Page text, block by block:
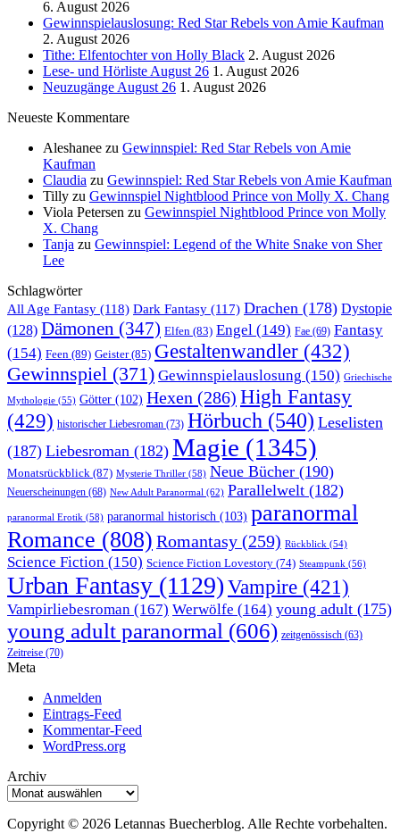
6. August 2026
Gewinnspielauslosung: Red Star Rebels von Amie Kaufman
2. August 2026
Tithe: Elfentochter von Holly Black 2. August 2026
Lese- und Hörliste August 26 1. August 2026
Neuzugänge August 26 1. August 2026
Neueste Kommentare
Aleshanee zu Gewinnspiel: Red Star Rebels von Amie
Kaufman
Claudia zu Gewinnspiel: Red Star Rebels von Amie Kaufman
Tilly zu Gewinnspiel Nightblood Prince von Molly X. Chang
Viola Petersen zu Gewinnspiel Nightblood Prince von Molly
X. Chang
Tanja zu Gewinnspiel: Legend of the White Snake von Sher
Lee
Schlagwörter
All Age Fantasy (118) Dark Fantasy (117) Drachen (178) Dystopie
(128) Dämonen (347) Elfen (83) Engel (149) Fae (69) Fantasy
(154) Feen (89) Geister(85) Gestaltenwandler (432)
Gewinnspiel (371) Gewinnspielauslosung (150) Griechische
Mythologie (55) Götter (102) Hexen (286) High Fantasy
(429) historischer Liebesroman (73) Hörbuch (540) Leselisten
(187) Liebesroman (182) Magie (1345)
Monatsrückblick (87) Mysterie Thriller (58) Neue Bücher (190)
Neuerscheinungen (68) New Adult Paranormal (62) Parallelwelt (182)
paranormal Erotik (58) paranormal historisch (103) paranormal
Romance (808) Romantasy (259) Rückblick (54)
Science Fiction (150) Science Fiction Lovestory (74) Steampunk (56)
Urban Fantasy (1129) Vampire (421)
Vampirliebesroman (167) Werwölfe (164) young adult (175)
young adult paranormal (606) zeitgenössisch (63)
Zeitreise (70)
Meta
Anmelden
Eintrags-Feed
Kommentar-Feed
WordPress.org
Archiv
Archiv
Copyright © 2026 Letannas Buecherblog. Alle Rechte vorbehalten.